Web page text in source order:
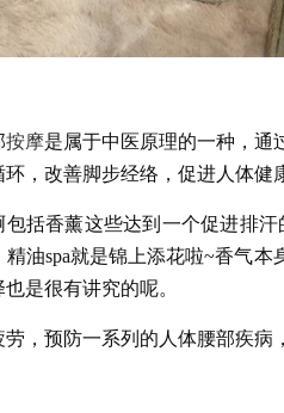
按摩是属于中医原理的一种，通
，改善脚步经络，促进人体健
包括香薰这些达到一个促进排
油spa就是锦上添花啦~香气本
是很有讲究的呢。
，预防一系列的人体腰部疾病